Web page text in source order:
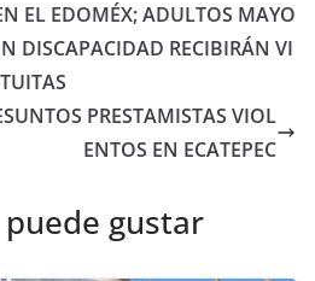
EL EDOMÉX; ADULTOS MAYO
DISCAPACIDAD RECIBIRÁN VI
PRESTAMISTAS VIOL
ENTOS EN ECATEPEC
gustar